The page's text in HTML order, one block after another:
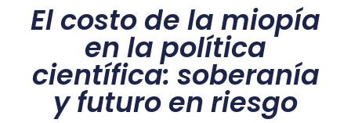
El costo de la miopía
en la política
científica: soberanía
y futuro en riesgo